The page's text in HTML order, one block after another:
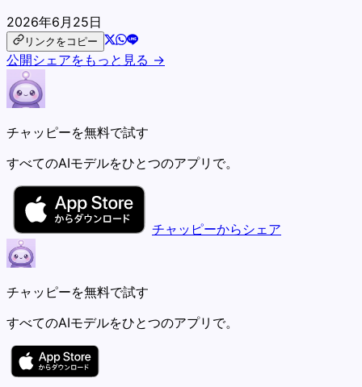
2026年6月25日
リンクをコピー
公開シェアをもっと見る →
チャッピーを無料で試す
すべてのAIモデルをひとつのアプリで。
チャッピーからシェア
チャッピーを無料で試す
すべてのAIモデルをひとつのアプリで。